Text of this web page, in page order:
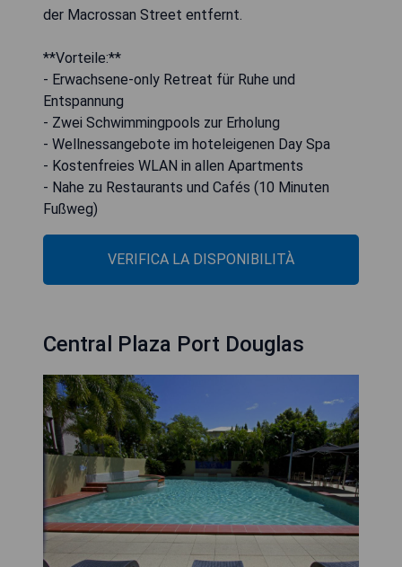
der Macrossan Street entfernt.
**Vorteile:**
- Erwachsene-only Retreat für Ruhe und
Entspannung
- Zwei Schwimmingpools zur Erholung
- Wellnessangebote im hoteleigenen Day Spa
- Kostenfreies WLAN in allen Apartments
- Nahe zu Restaurants und Cafés (10 Minuten
Fußweg)
VERIFICA LA DISPONIBILITÀ
Central Plaza Port Douglas